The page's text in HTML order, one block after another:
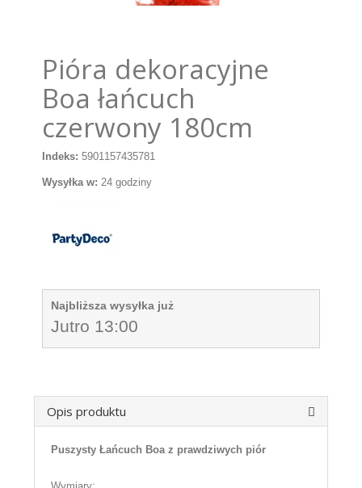
Pióra dekoracyjne
Boa łańcuch
czerwony 180cm
Indeks: 5901157435781
Wysyłka w: 24 godziny
Najbliższa wysyłka już
Jutro 13:00
Opis produktu
Puszysty Łańcuch Boa z prawdziwych piór